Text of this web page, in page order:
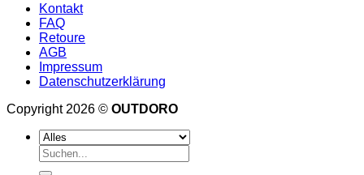
Kontakt
FAQ
Retoure
AGB
Impressum
Datenschutzerklärung
Copyright 2026 © OUTDORO
Suche
nach: